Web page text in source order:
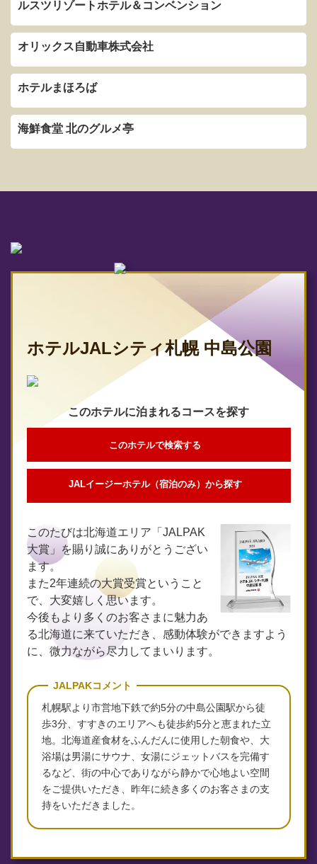
ルスツリゾートホテル＆コンベンション
オリックス自動車株式会社
ホテルまほろば
海鮮食堂 北のグルメ亭
ホテルJALシティ札幌 中島公園
このホテルに泊まれるコースを探す
このホテルで検索する
JALイージーホテル（宿泊のみ）から探す
このたびは北海道エリア「JALPAK
大賞」を賜り誠にありがとうござい
ます。
また2年連続の大賞受賞ということ
で、大変嬉しく思います。
今後もより多くのお客さまに魅力あ
る北海道に来ていただき、感動体験ができますよう
に、微力ながら尽力してまいります。
JALPAKコメント
札幌駅より市営地下鉄で約5分の中島公園駅から徒
歩3分、すすきのエリアへも徒歩約5分と恵まれた立
地。北海道産食材をふんだんに使用した朝食や、大
浴場は男湯にサウナ、女湯にジェットバスを完備す
るなど、街の中心でありながら静かで心地よい空間
をご提供いただき、昨年に続き多くのお客さまの支
持をいただきました。